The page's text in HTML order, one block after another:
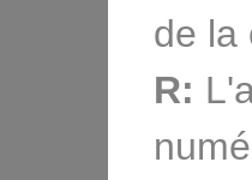
de la
R: